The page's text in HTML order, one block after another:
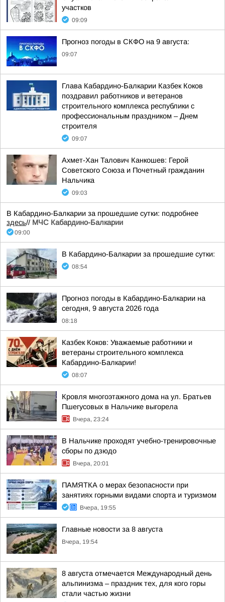
участков
09:09
Прогноз погоды в СКФО на 9 августа:
09:07
Глава Кабардино-Балкарии Казбек Коков
поздравил работников и ветеранов
строительного комплекса республики с
профессиональным праздником – Днем
строителя
09:07
Ахмет-Хан Талович Канкошев: Герой
Советского Союза и Почетный гражданин
Нальчика
09:03
В Кабардино-Балкарии за прошедшие сутки: подробнее
здесь// МЧС Кабардино-Балкарии
09:00
В Кабардино-Балкарии за прошедшие сутки:
08:54
Прогноз погоды в Кабардино-Балкарии на
сегодня, 9 августа 2026 года
08:18
Казбек Коков: Уважаемые работники и
ветераны строительного комплекса
Кабардино-Балкарии!
08:07
Кровля многоэтажного дома на ул. Братьев
Пшегусовых в Нальчике выгорела
Вчера, 23:24
В Нальчике проходят учебно-тренировочные
сборы по дзюдо
Вчера, 20:01
ПАМЯТКА о мерах безопасности при
занятиях горными видами спорта и туризмом
Вчера, 19:55
Главные новости за 8 августа
Вчера, 19:54
8 августа отмечается Международный день
альпинизма – праздник тех, для кого горы
стали частью жизни